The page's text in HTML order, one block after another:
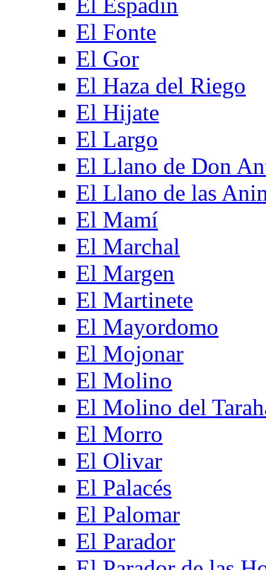
El Fonte
El Gor
El Haza del Riego
El Hijate
El Largo
El Llano de Don
El Llano de las
El Mamí
El Marchal
El Margen
El Martinete
El Mayordomo
El Mojonar
El Molino
El Molino del
El Morro
El Olivar
El Palacés
El Palomar
El Parador